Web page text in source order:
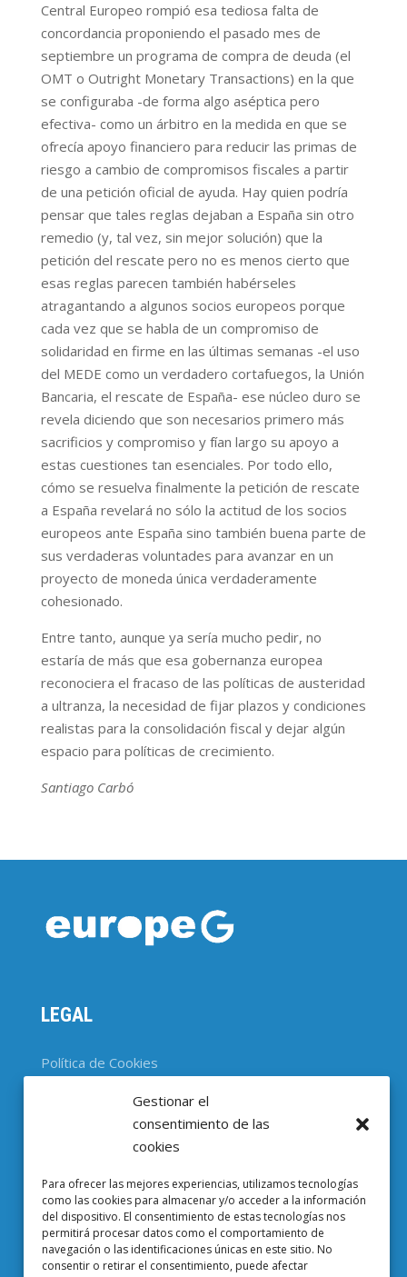
Gestionar el
consentimiento de las
cookies
Para ofrecer las mejores experiencias, utilizamos tecnologías
como las cookies para almacenar y/o acceder a la información
del dispositivo. El consentimiento de estas tecnologías nos
permitirá procesar datos como el comportamiento de
navegación o las identificaciones únicas en este sitio. No
consentir o retirar el consentimiento, puede afectar
Central Europeo rompió esa tediosa falta de
concordancia proponiendo el pasado mes de
septiembre un programa de compra de deuda (el
OMT o Outright Monetary Transactions) en la que
se configuraba -de forma algo aséptica pero
efectiva- como un árbitro en la medida en que se
ofrecía apoyo financiero para reducir las primas de
riesgo a cambio de compromisos fiscales a partir
de una petición oficial de ayuda. Hay quien podría
pensar que tales reglas dejaban a España sin otro
remedio (y, tal vez, sin mejor solución) que la
petición del rescate pero no es menos cierto que
esas reglas parecen también habérseles
atragantando a algunos socios europeos porque
cada vez que se habla de un compromiso de
solidaridad en firme en las últimas semanas -el uso
del MEDE como un verdadero cortafuegos, la Unión
Bancaria, el rescate de España- ese núcleo duro se
revela diciendo que son necesarios primero más
sacrificios y compromiso y fían largo su apoyo a
estas cuestiones tan esenciales. Por todo ello,
cómo se resuelva finalmente la petición de rescate
a España revelará no sólo la actitud de los socios
europeos ante España sino también buena parte de
sus verdaderas voluntades para avanzar en un
proyecto de moneda única verdaderamente
cohesionado.
Entre tanto, aunque ya sería mucho pedir, no
estaría de más que esa gobernanza europea
reconociera el fracaso de las políticas de austeridad
a ultranza, la necesidad de fijar plazos y condiciones
realistas para la consolidación fiscal y dejar algún
espacio para políticas de crecimiento.
Santiago Carbó
LEGAL
Política de Cookies
CONTACTO
Baldiri i Reixac, 4-8, 08028 Barcelona
93 403 37 23
 Email EuropeG